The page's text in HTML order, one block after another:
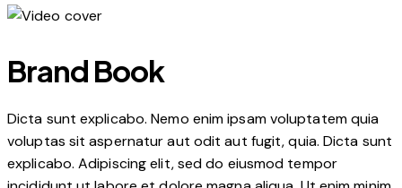
Brand Book
Dicta sunt explicabo. Nemo enim ipsam voluptatem quia
voluptas sit aspernatur aut odit aut fugit, quia. Dicta sunt
explicabo. Adipiscing elit, sed do eiusmod tempor